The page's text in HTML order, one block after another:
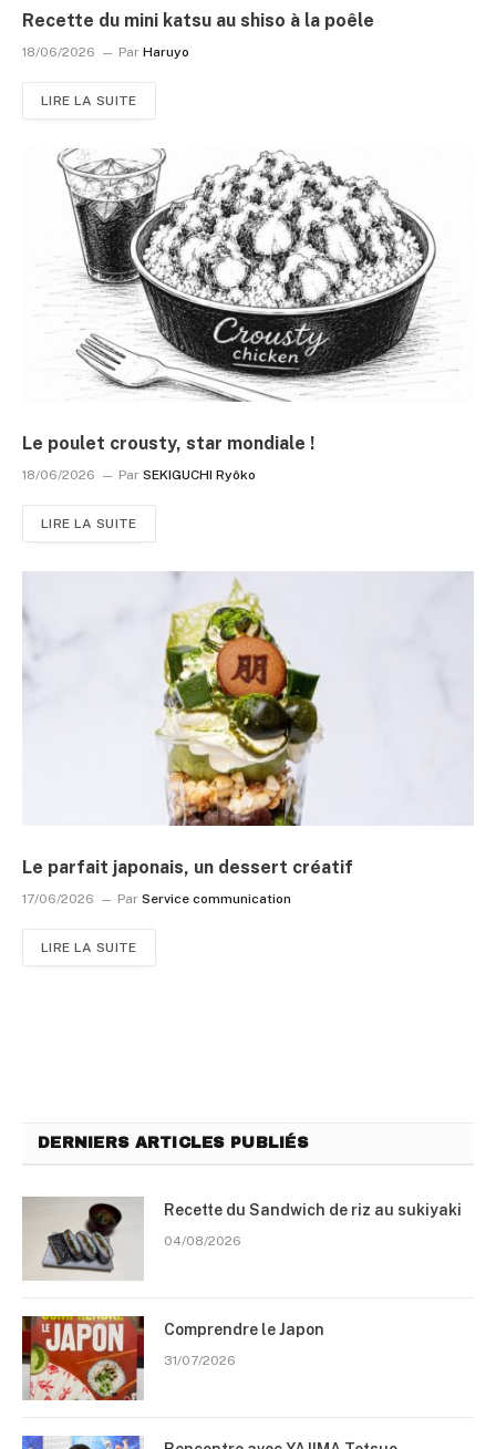
Recette du mini katsu au shiso à la poêle
18/06/2026 Par Haruyo
LIRE LA SUITE
Le poulet crousty, star mondiale !
18/06/2026 Par SEKIGUCHI Ryôko
LIRE LA SUITE
Le parfait japonais, un dessert créatif
17/06/2026 Par Service communication
LIRE LA SUITE
DERNIERS ARTICLES PUBLIÉS
Recette du Sandwich de riz au sukiyaki
04/08/2026
Comprendre le Japon
31/07/2026